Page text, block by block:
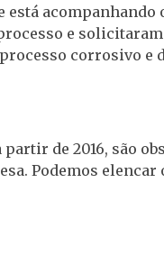
está acompanhando
e
corrosivo e
de 2016, são
Podemos elencar